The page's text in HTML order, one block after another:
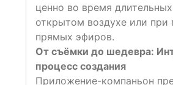
ценно во время
открытом воздухе или при
прямых эфиров.
От съёмки до шедевра:
процесс создания
Приложение-компаньон